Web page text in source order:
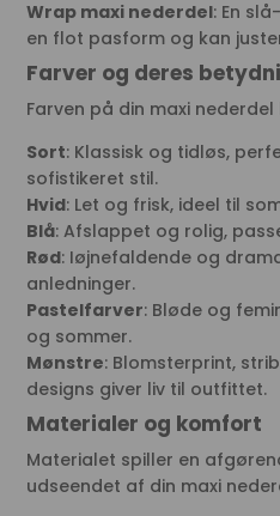
Wrap maxi nederdel: En
en flot pasform og kan
Farver og deres
Farven på din maxi
Sort: Klassisk og tidløs,
sofistikeret stil.
Hvid: Let og frisk, ideel til
Blå: Afslappet og rolig,
Rød: Iøjnefaldende og
anledninger.
Pastelfarver: Bløde og
og sommer.
Mønstre: Blomsterprint,
designs giver liv til outfittet.
Materialer og komfort
Materialet spiller en
udseendet af din maxi